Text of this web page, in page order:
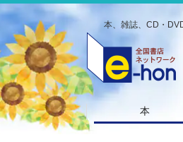
本、雑誌、CD・
本